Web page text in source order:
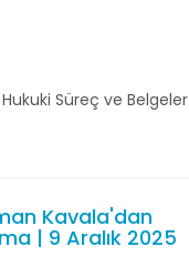
Hukuki Süreç ve Belgeler
Kavala'dan
| 9 Aralık 2025